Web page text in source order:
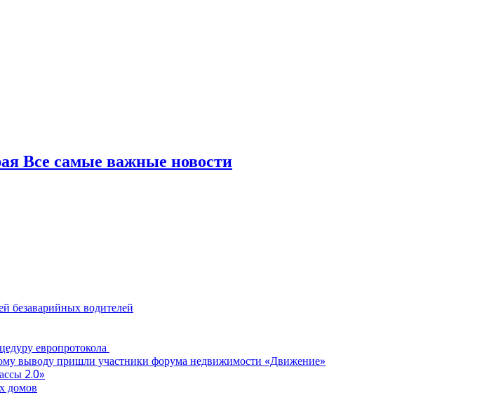
Все самые важные новости
безаварийных водителей
европротокола
выводу пришли участники форума недвижимости «Движение»
2.0»
домов